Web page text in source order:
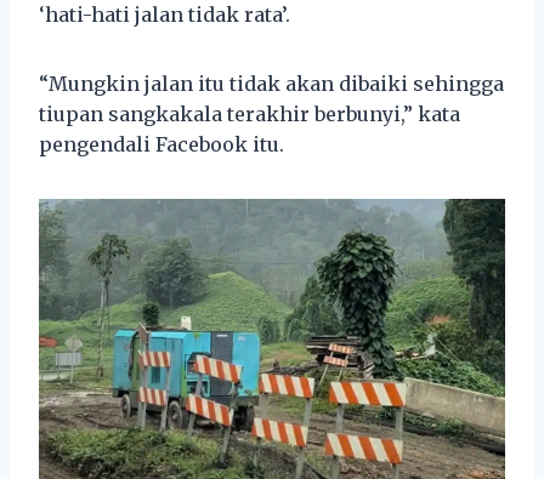
‘hati-hati jalan tidak rata’.
“Mungkin jalan itu tidak akan dibaiki sehingga
tiupan sangkakala terakhir berbunyi,” kata
pengendali Facebook itu.